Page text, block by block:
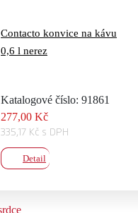
Contacto konvice na kávu
0,6 l nerez
Katalogové číslo: 91861
277,00 Kč
335,17 Kč s DPH
Detail